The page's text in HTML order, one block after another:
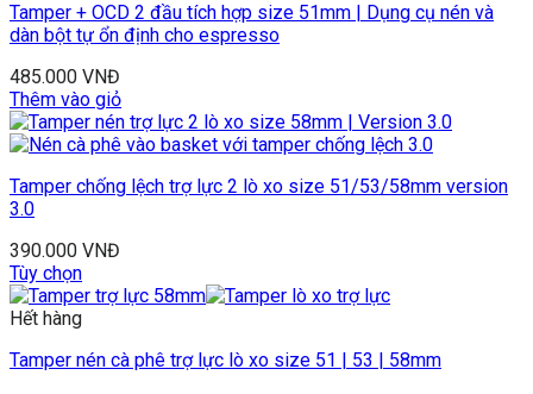
Tamper + OCD 2 đầu tích hợp size 51mm | Dụng cụ nén và
dàn bột tự ổn định cho espresso
485.000 VNĐ
Thêm vào giỏ
Tamper chống lệch trợ lực 2 lò xo size 51/53/58mm version
3.0
390.000 VNĐ
Tùy chọn
Hết hàng
Tamper nén cà phê trợ lực lò xo size 51 | 53 | 58mm